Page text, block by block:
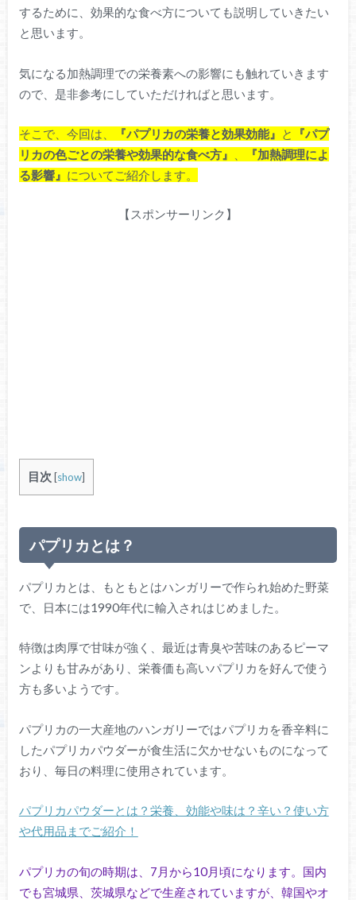
するために、効果的な食べ方についても説明していきたい
と思います。
気になる加熱調理での栄養素への影響にも触れていきます
ので、是非参考にしていただければと思います。
そこで、今回は、 『パプリカの栄養と効果効能』 と
『パプ
リカの色ごとの栄養や効果的な食べ方』
『加熱調理によ
る影響』 についてご紹介します。
【スポンサーリンク】
目次 [show]
パプリカとは？
パプリカとは、もともとはハンガリーで作られ始めた野菜
で、日本には1990年代に輸入されはじめました。
特徴は肉厚で甘味が強く、最近は青臭や苦味のあるピーマ
ンよりも甘みがあり、栄養価も高いパプリカを好んで使う
方も多いようです。
パプリカの一大産地のハンガリーではパプリカを香辛料に
したパプリカパウダーが食生活に欠かせないものになって
おり、毎日の料理に使用されています。
パプリカパウダーとは？栄養、効能や味は？辛い？使い方
や代用品までご紹介！
パプリカの旬の時期は、7月から10月頃になります。国内
でも宮城県、茨城県などで生産されていますが、韓国やオ